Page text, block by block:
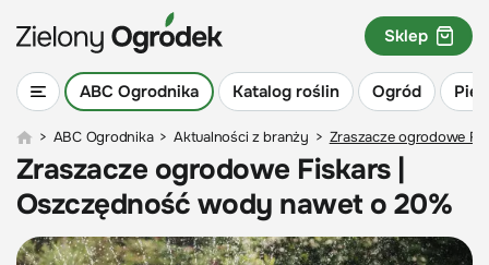
ABC Ogrodnika Katalog roślin Ogród
Sklep
> ABC Ogrodnika > Aktualności z branży > Zraszacze ogrodowe
Zraszacze ogrodowe Fiskars |
Oszczędność wody nawet o 20%